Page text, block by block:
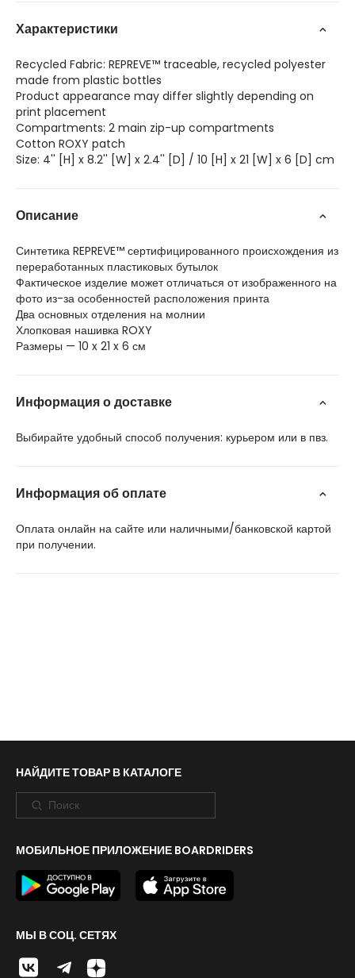
Характеристики
Recycled Fabric: REPREVE™ traceable, recycled polyester
made from plastic bottles
Product appearance may differ slightly depending on
print placement
Compartments: 2 main zip-up compartments
Cotton ROXY patch
Size: 4'' [H] x 8.2'' [W] x 2.4'' [D] / 10 [H] x 21 [W] x 6 [D] cm
Описание
Синтетика REPREVE™ сертифицированного происхождения из
переработанных пластиковых бутылок
Фактическое изделие может отличаться от изображенного на
фото из-за особенностей расположения принта
Два основных отделения на молнии
Хлопковая нашивка ROXY
Размеры — 10 x 21 x 6 см
Информация о доставке
Выбирайте удобный способ получения: курьером или в пвз.
Информация об оплате
Оплата онлайн на сайте или наличными/банковской картой
при получении.
НАЙДИТЕ ТОВАР В КАТАЛОГЕ
МОБИЛЬНОЕ ПРИЛОЖЕНИЕ BOARDRIDERS
МЫ В СОЦ. СЕТЯХ